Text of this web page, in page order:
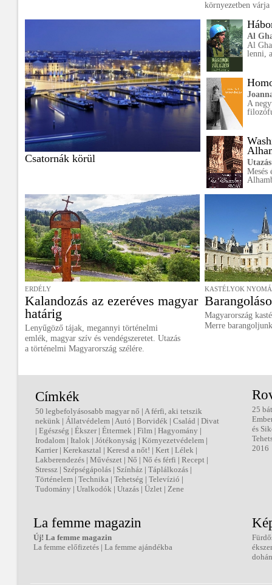
környezetben várja
Csatornák körül
Al
Al
lenni,
A
Mesés
ERDÉLY
Kalandozás az ezeréves magyar
határig
Lenyűgöző tájak, megannyi történelmi
emlék, magyar szív és vendégszeretet. Utazás
a történelmi Magyarország szélére.
KASTÉLYOK
Magyarország
Merre
Címkék
50 legbefolyásosabb magyar nő | A férfi, aki tetszik
nekünk | Állatvédelem | Autó | Borvidék | Család | Divat
| Egészség | Ékszer| Éttermek | Film | Hagyomány |
Irodalom | Italok | Jótékonyság | Környezetvédelem |
Karrier| Kerekasztal | Keresd a nőt! | Kert | Lélek |
Lakberendezés | Művészet | Nő | Nő és férfi | Recept |
Stressz | Szépségápolás | Színház | Táplálkozás |
Történelem | Technika | Tehetség | Televízió |
Tudomány | Uralkodók | Utazás | Üzlet | Zene
25
és
2016
La femme magazin
Új! La femme magazin
La femme előfizetés | La femme ajándékba